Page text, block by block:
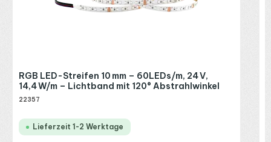
RGB LED-Streifen 10 mm – 60LEDs/m, 24 V,
14,4 W/m – Lichtband mit 120° Abstrahlwinkel
22357
Lieferzeit 1-2 Werktage